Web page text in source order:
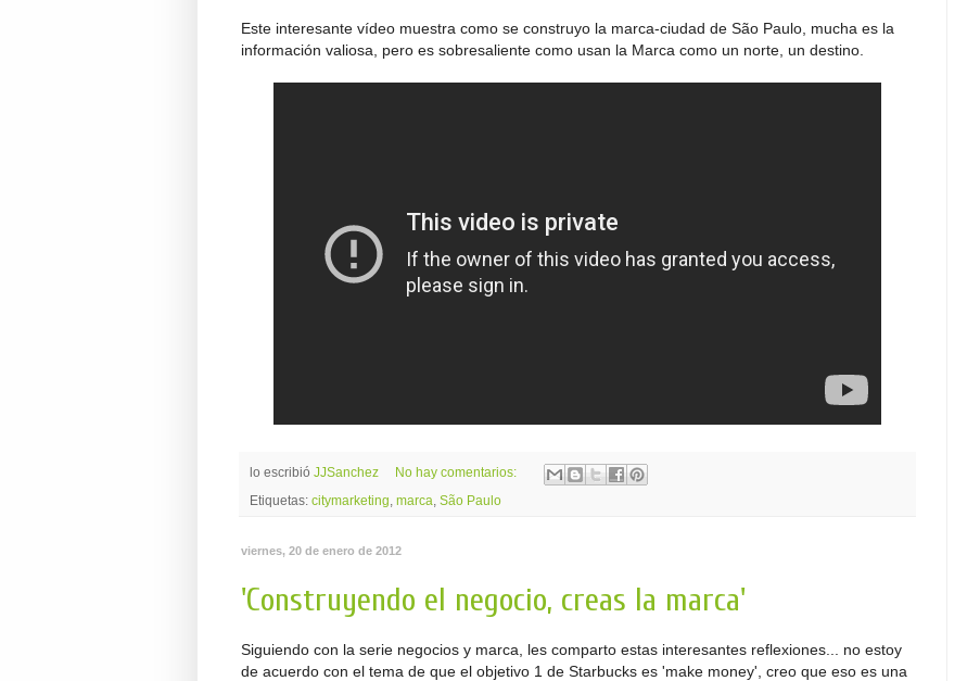
Este interesante vídeo muestra como se construyo la marca-ciudad de São Paulo, mucha es la
información valiosa, pero es sobresaliente como usan la Marca como un norte, un destino.
lo escribió JJSanchez
No hay comentarios:
Etiquetas: citymarketing marca São Paulo
viernes, 20 de enero de 2012
'Construyendo el negocio, creas la marca'
Siguiendo con la serie negocios y marca, les comparto estas interesantes reflexiones... no estoy
de acuerdo con el tema de que el objetivo 1 de Starbucks es 'make money', creo que eso es una